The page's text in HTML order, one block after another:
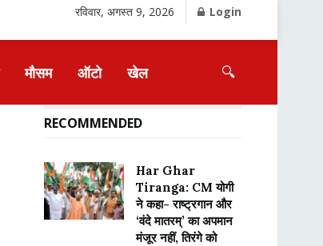
रविवार, अगस्त 9, 2026 Login
मौसम ऑटो खेल 🔍
RECOMMENDED
Har Ghar
Tiranga: CM योगी
ने कहा- राष्ट्रगान और
‘वंदे मातरम्’ का अपमान
मंजूर नहीं, तिरंगे को